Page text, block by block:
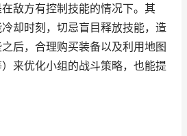
敌方有控制技能的情况下。其
却时刻，切忌盲目释放技能，造
后，合理购买装备以及利用地图
来优化小组的战斗策略，也能提